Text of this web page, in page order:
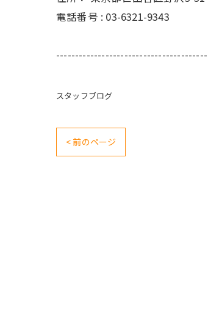
電話番号 : 03-6321-9343
スタッフブログ
< 前のページ